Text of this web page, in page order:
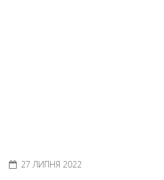
27 ЛИПНЯ 2022